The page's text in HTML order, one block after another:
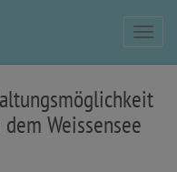
Weissensee